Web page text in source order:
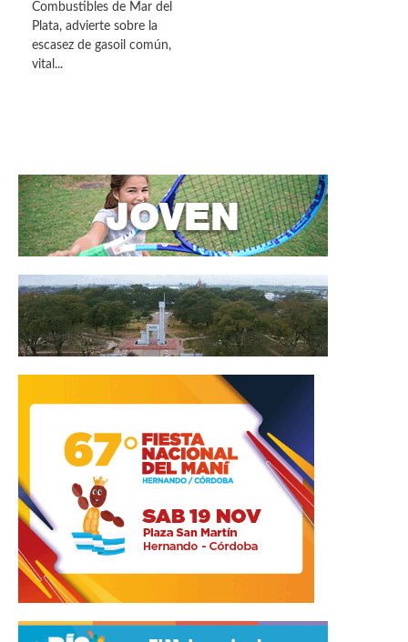
Combustibles de Mar del
Plata, advierte sobre la
escasez de gasoil común,
vital...